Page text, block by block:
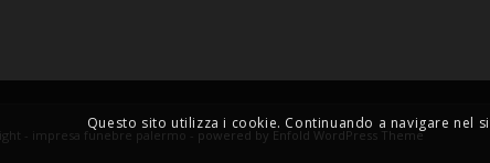
- impresa funebre palermo - powered by Enfold WordPress Theme
Questo sito utilizza i cookie. Continuando a navigare nel